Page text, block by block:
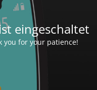
eingeschaltet
you for your patience!